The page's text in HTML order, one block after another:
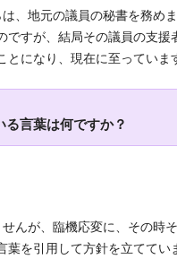
、地元の議員の秘書を務め
ですが、結局その議員の支援
とになり、現在に至っていま
る言葉は何ですか？
んが、臨機応変に、その時
葉を引用して方針を立ててい